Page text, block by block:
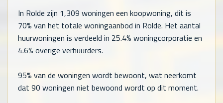
In Rolde zijn 1,309 woningen een koopwoning, dit is
70% van het totale woningaanbod in Rolde. Het aantal
huurwoningen is verdeeld in 25.4% woningcorporatie en
4.6% overige verhuurders.
95% van de woningen wordt bewoont, wat neerkomt
dat 90 woningen niet bewoond wordt op dit moment.